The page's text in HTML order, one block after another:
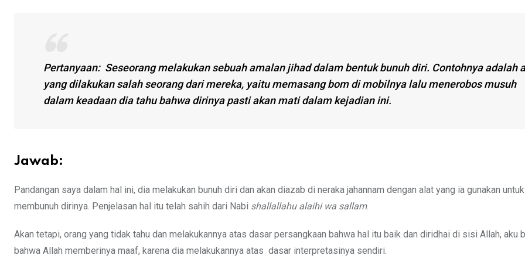
Pertanyaan: Seseorang melakukan sebuah amalan jihad dalam bentuk bunuh diri. Contohnya adalah
yang dilakukan salah seorang dari mereka, yaitu memasang bom di mobilnya lalu menerobos musuh
dalam keadaan dia tahu bahwa dirinya pasti akan mati dalam kejadian ini.
Jawab:
Pandangan saya dalam hal ini, dia melakukan bunuh diri dan akan diazab di neraka jahannam dengan alat yang ia gunakan untuk
membunuh dirinya. Penjelasan hal itu telah sahih dari Nabi shallallahu alaihi wa sallam.
Akan tetapi, orang yang tidak tahu dan melakukannya atas dasar persangkaan bahwa hal itu baik dan diridhai di sisi Allah, aku
bahwa Allah memberinya maaf, karena dia melakukannya atas dasar interpretasinya sendiri.